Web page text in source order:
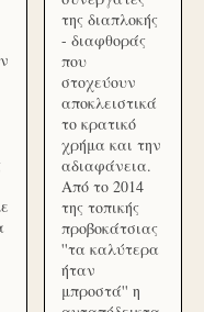
της διαπλοκής
- διαφθοράς
που
στοχεύουν
αποκλειστικά
το κρατικό
χρήμα και την
αδιαφάνεια.
Από το 2014
της τοπικής
προβοκάτσιας
''τα καλύτερα
ήταν
μπροστά'' η